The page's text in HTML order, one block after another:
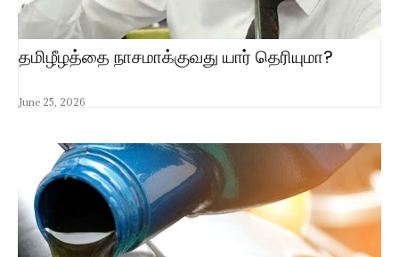
தமிழீழத்தை நாசமாக்குவது யார் தெரியுமா?
June 25, 2026